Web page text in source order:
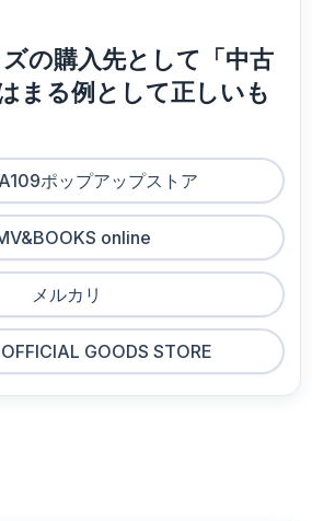
の購入先として「中古
まる例として正しいも
ポップアップストア
online
メルカリ
GOODS STORE